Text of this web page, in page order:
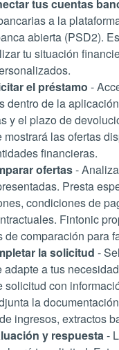
tus cuentas
a la
abierta (PSD2).
tu situación
el préstamo -
dentro de la
y el plazo de
mostrará las ofertas
financieras.
ofertas-
Presta
condiciones de
Fintonic
de comparación para
la solicitud -
adapte a tus
solicitud con
la
ingresos, extractos
y respuesta-